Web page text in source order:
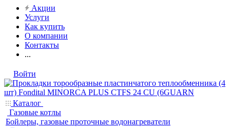
Акции
Услуги
Как купить
О компании
Контакты
...
Войти
Каталог
Газовые котлы
Бойлеры, газовые проточные водонагреватели